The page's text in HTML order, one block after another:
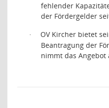
fehlender
der Fördergelder
·
OV Kircher bietet
Beantragung der
nimmt das Angebot